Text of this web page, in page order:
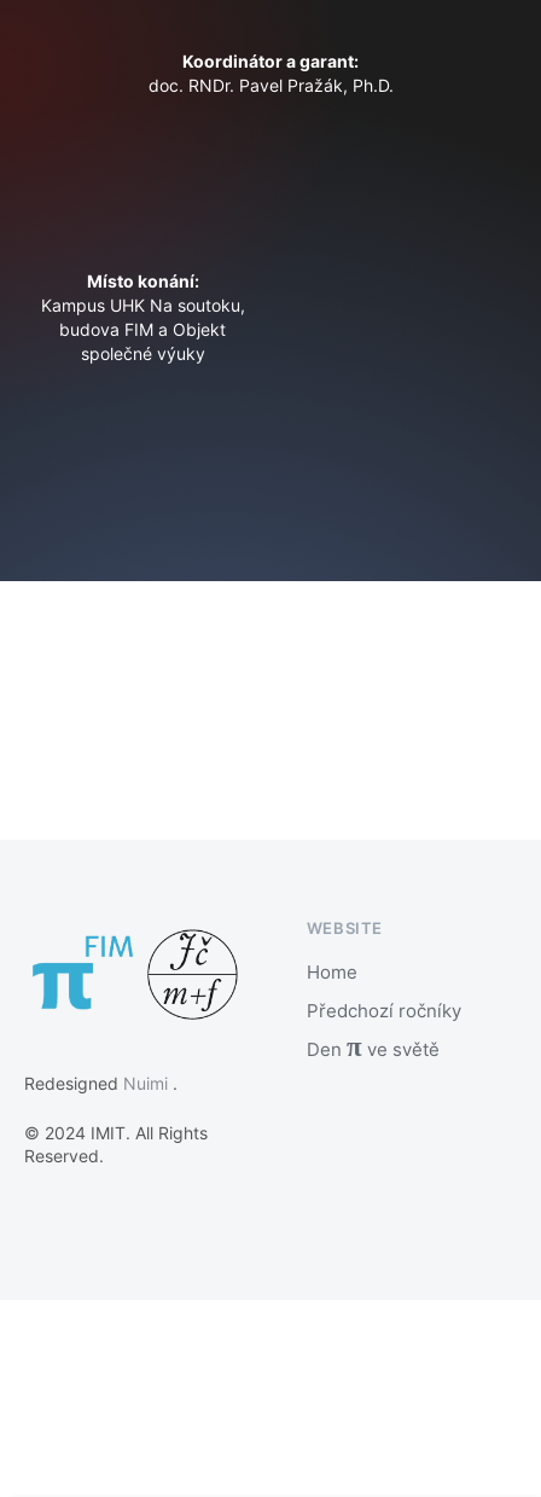
Koordinátor a garant:
doc. RNDr. Pavel Pražák, Ph.D.
Místo konání:
Kampus UHK Na soutoku,
budova FIM a Objekt
společné výuky
Redesigned Nuimi .
© 2024 IMIT. All Rights
Reserved.
WEBSITE
Home
Předchozí ročníky
Den πve světě